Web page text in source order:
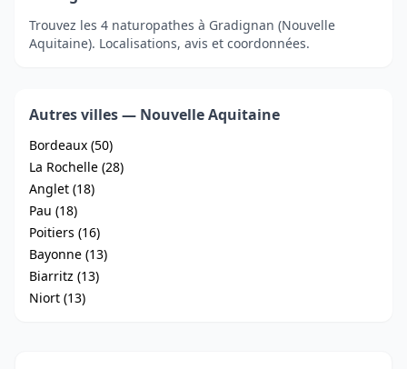
Trouvez les 4 naturopathes à Gradignan (Nouvelle
Aquitaine). Localisations, avis et coordonnées.
Autres villes — Nouvelle Aquitaine
Bordeaux (50)
La Rochelle (28)
Anglet (18)
Pau (18)
Poitiers (16)
Bayonne (13)
Biarritz (13)
Niort (13)